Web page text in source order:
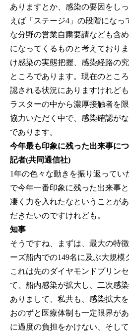
ありますとか、感染の要因をし
えば「ステージ4」の段階になっ
な分野の営業自粛要請なども含
になってくるものと考えており
け感染の実態把握、感染経路の
ところであります。現在のとこ
認される状況にありますけれど
ラスターの中から濃厚接触者を
協力いただく中で、感染確認が
であります。
今年最も印象に残った出来事に
記者(共同通信社)
1年の色々な動きを振り返ってい
で今年一番印象に残った出来事
凄く力を入れたなということが
だきたいのですけれども。
知事
そうですね、まずは、最大の特
ーズ船内での149名に及ぶ大規模
これは先のダイヤモンドプリン
て、船内感染が拡大し、二次感
ありまして、私共も、感染拡大
おのずと医療体制も一定限界が
に過度の負担をかけない、そし